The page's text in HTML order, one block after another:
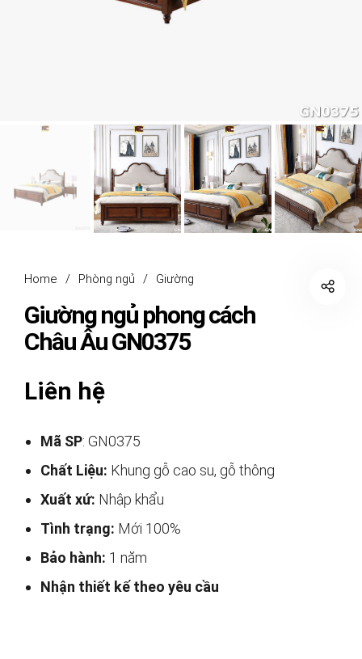
Home / Phòng ngủ / Giường
Giường ngủ phong cách
Châu Âu GN0375
Liên hệ
Mã SP: GN0375
Chất Liệu: Khung gỗ cao su, gỗ thông
Xuất xứ: Nhập khẩu
Tình trạng: Mới 100%
Bảo hành: 1 năm
Nhận thiết kế theo yêu cầu